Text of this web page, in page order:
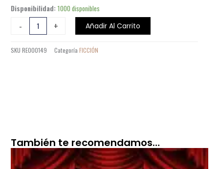
Disponibilidad:1000 disponibles
-
LOS
VULNERABLES
cantidad
+ Añadir Al Carrito
SKURE000149 Categoría FICCIÓN
También te recomendamos…